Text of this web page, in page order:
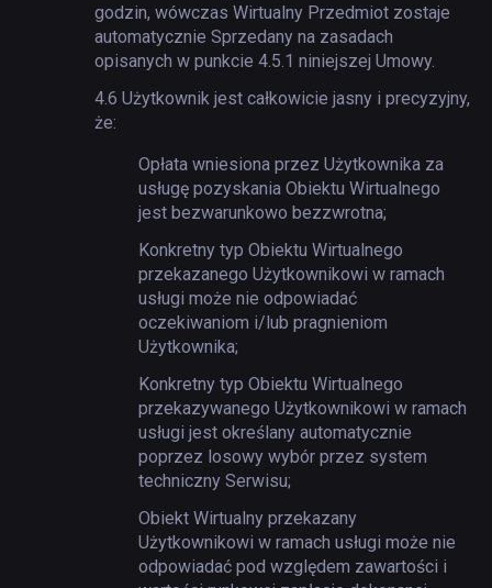
godzin, wówczas Wirtualny Przedmiot zostaje
automatycznie Sprzedany na zasadach
opisanych w punkcie 4.5.1 niniejszej Umowy.
4.6 Użytkownik jest całkowicie jasny i precyzyjny,
że:
Opłata wniesiona przez Użytkownika za
usługę pozyskania Obiektu Wirtualnego
jest bezwarunkowo bezzwrotna;
Konkretny typ Obiektu Wirtualnego
przekazanego Użytkownikowi w ramach
usługi może nie odpowiadać
oczekiwaniom i/lub pragnieniom
Użytkownika;
Konkretny typ Obiektu Wirtualnego
przekazywanego Użytkownikowi w ramach
usługi jest określany automatycznie
poprzez losowy wybór przez system
techniczny Serwisu;
Obiekt Wirtualny przekazany
Użytkownikowi w ramach usługi może nie
odpowiadać pod względem zawartości i